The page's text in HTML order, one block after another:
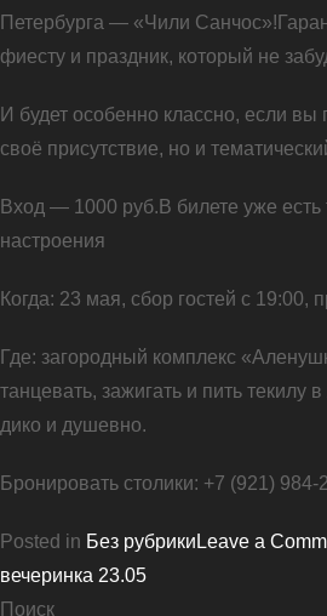
Петербурга — «Чили
фиесту и праздник, который не
И будет особенно классно, если вы
своё присутствие, но и
Вход — 1000 руб. В билете уже
настроения
Когда: 23 мая, сбор гостей с 19:00,
Где: загородный комплекс
танцевать, зажигать и пить текилу
дико и душевно.
Бронировать столики: +7 (921) 984-
Posted in Без рубрики Leave a
вечеринка 23.05
Поиск